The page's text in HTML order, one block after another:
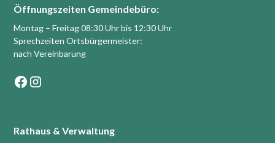
Öffnungszeiten Gemeindebüro:
Montag – Freitag 08:30 Uhr bis 12:30 Uhr
Sprechzeiten Ortsbürgermeister:
nach Vereinbarung
Rathaus & Verwaltung